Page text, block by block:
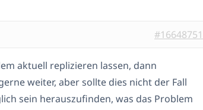
#16648751
aktuell replizieren lassen, dann
weiter, aber sollte dies nicht der Fall
sein herauszufinden, was das Problem